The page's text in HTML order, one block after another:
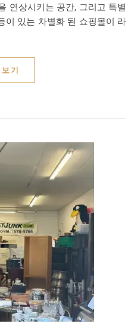
연상시키는 공간, 그리고 특별
있는 차별화 된 쇼핑몰이 라
기